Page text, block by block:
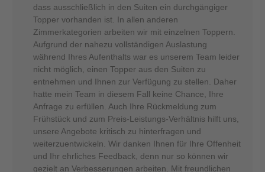
dass ausschließlich in den Suiten ein durchgängiger
Topper vorhanden ist. In allen anderen
Zimmerkategorien arbeiten wir mit einzelnen Toppern.
Aufgrund der nahezu vollständigen Auslastung
während Ihres Aufenthalts war es unserem Team leider
nicht möglich, einen Topper aus den Suiten zu
entnehmen und Ihnen zur Verfügung zu stellen. Daher
hatte mein Team in diesem Fall keine Chance, Ihre
Anfrage zu erfüllen. Auch Ihre Rückmeldung zum
Frühstück und zum Preis-Leistungs-Verhältnis hilft uns,
unsere Angebote kritisch zu hinterfragen und
weiterzuentwickeln. Wir danken Ihnen für Ihre Offenheit
und Ihr ehrliches Feedback, denn nur so können wir
gezielt an Verbesserungen arbeiten. Mit freundlichen